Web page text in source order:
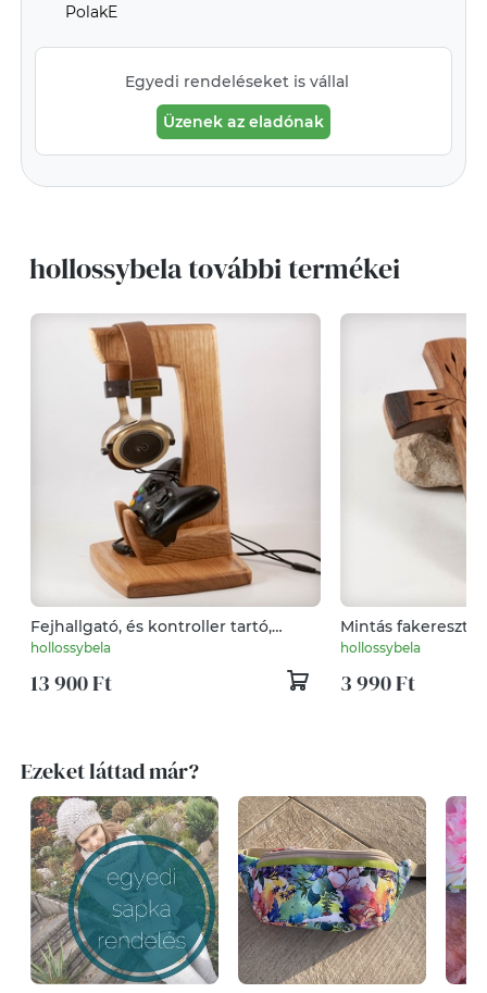
PolakE
Egyedi rendeléseket is vállal
Üzenek az eladónak
hollossybela további termékei
Fejhallgató, és kontroller tartó,
asztali rendező
hollossybela
13 900 Ft
Mintás fakereszt,
hollossybela
3 990 Ft
Ezeket láttad már?